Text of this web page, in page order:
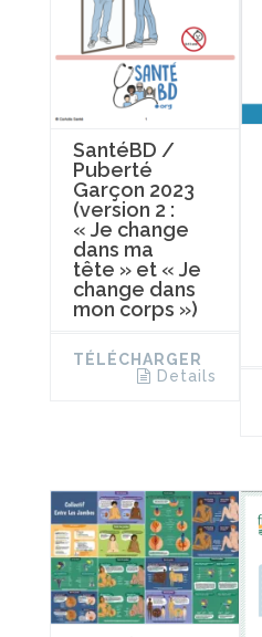
SantéBD /
Puberté
Garçon 2023
(version 2 :
« Je change
dans ma
tête » et « Je
change dans
mon corps »)
TÉLÉCHARGER
Details